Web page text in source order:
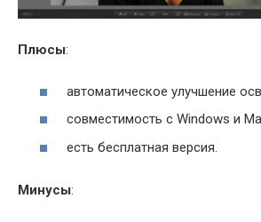
Плюсы:
автоматическое улучшение
совместимость с Windows и
есть бесплатная версия.
Минусы: